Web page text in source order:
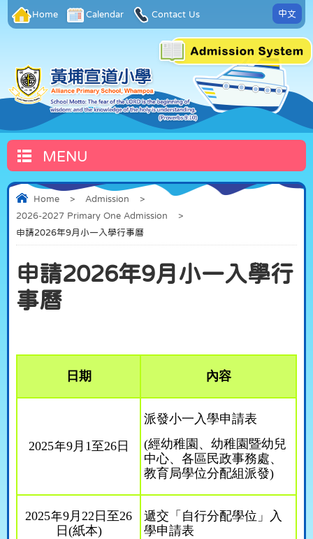
Home Calendar Contact Us 中文
MENU
Home > Admission
>
2026-2027 Primary One Admission
>
申請2026年9月小一入學行事曆
申請2026年9月小一入學行
事曆
日期 內容
2025年9月 1至26日
派發小一入學申請表
(經幼稚園、幼稚園暨幼兒
中心、各區民政事務處、
教育局學位分配組派發)
2025年9月 22 日至26
日 (紙本)
遞交「自行分配學位」入
學申請表